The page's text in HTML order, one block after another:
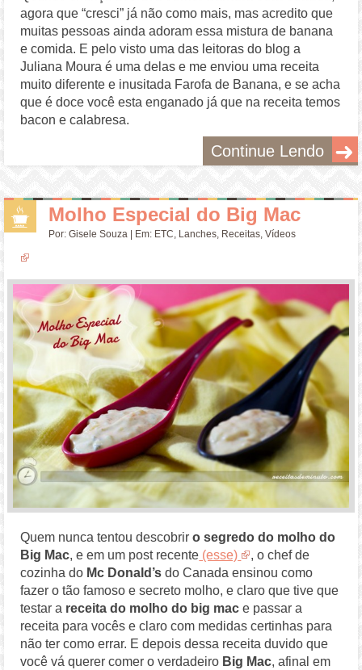
agora que “cresci” já não como mais, mas acredito que
muitas pessoas ainda adoram essa mistura de banana
e comida. E pelo visto uma das leitoras do blog a
Juliana Moura é uma delas e me enviou uma receita
muito diferente e inusitada Farofa de Banana, e se acha
que é doce você esta enganado já que na receita temos
bacon e calabresa.
Continue Lendo
Molho Especial do Big Mac
Por:Gisele Souza | Em: ETC, Lanches, Receitas,Vídeos
Quem nunca tentou descobriro segredo do molho do
Big Mac, e em um post recente (esse)
, o chef de
cozinha do Mc Donald’s do Canada ensinou como
fazer o tão famoso e secreto molho, e claro que tive que
testar a receita do molho do big mac e passar a
receita para vocês e claro com medidas certinhas para
não ter como errar. E depois dessa receita duvido que
você vá querer comer o verdadeiro Big Mac, afinal em